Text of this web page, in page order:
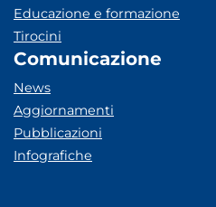
Educazione e formazione
Tirocini
Comunicazione
News
Aggiornamenti
Pubblicazioni
Infografiche